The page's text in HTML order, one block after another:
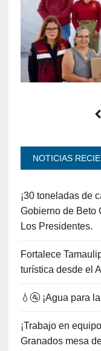
NOTICIAS
¡30 toneladas de
Gobierno de Beto
Los Presidentes.
Fortalece
turística desde el
💧🚰 ¡Agua para
¡Trabajo en
Granados mesa